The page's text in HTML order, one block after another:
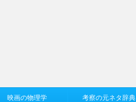
映画の物理学 考察の元ネタ辞典